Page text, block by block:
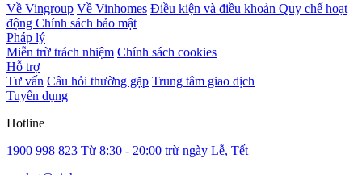
Về Vingroup Về Vinhomes Điều kiện và điều khoản Quy chế hoạt
động Chính sách bảo mật
Pháp lý
Miễn trừ trách nhiệm Chính sách cookies
Hỗ trợ
Tư vấn Câu hỏi thường gặp Trung tâm giao dịch
Tuyển dụng
Hotline
1900 998 823 Từ 8:30 - 20:00 trừ ngày Lễ, Tết